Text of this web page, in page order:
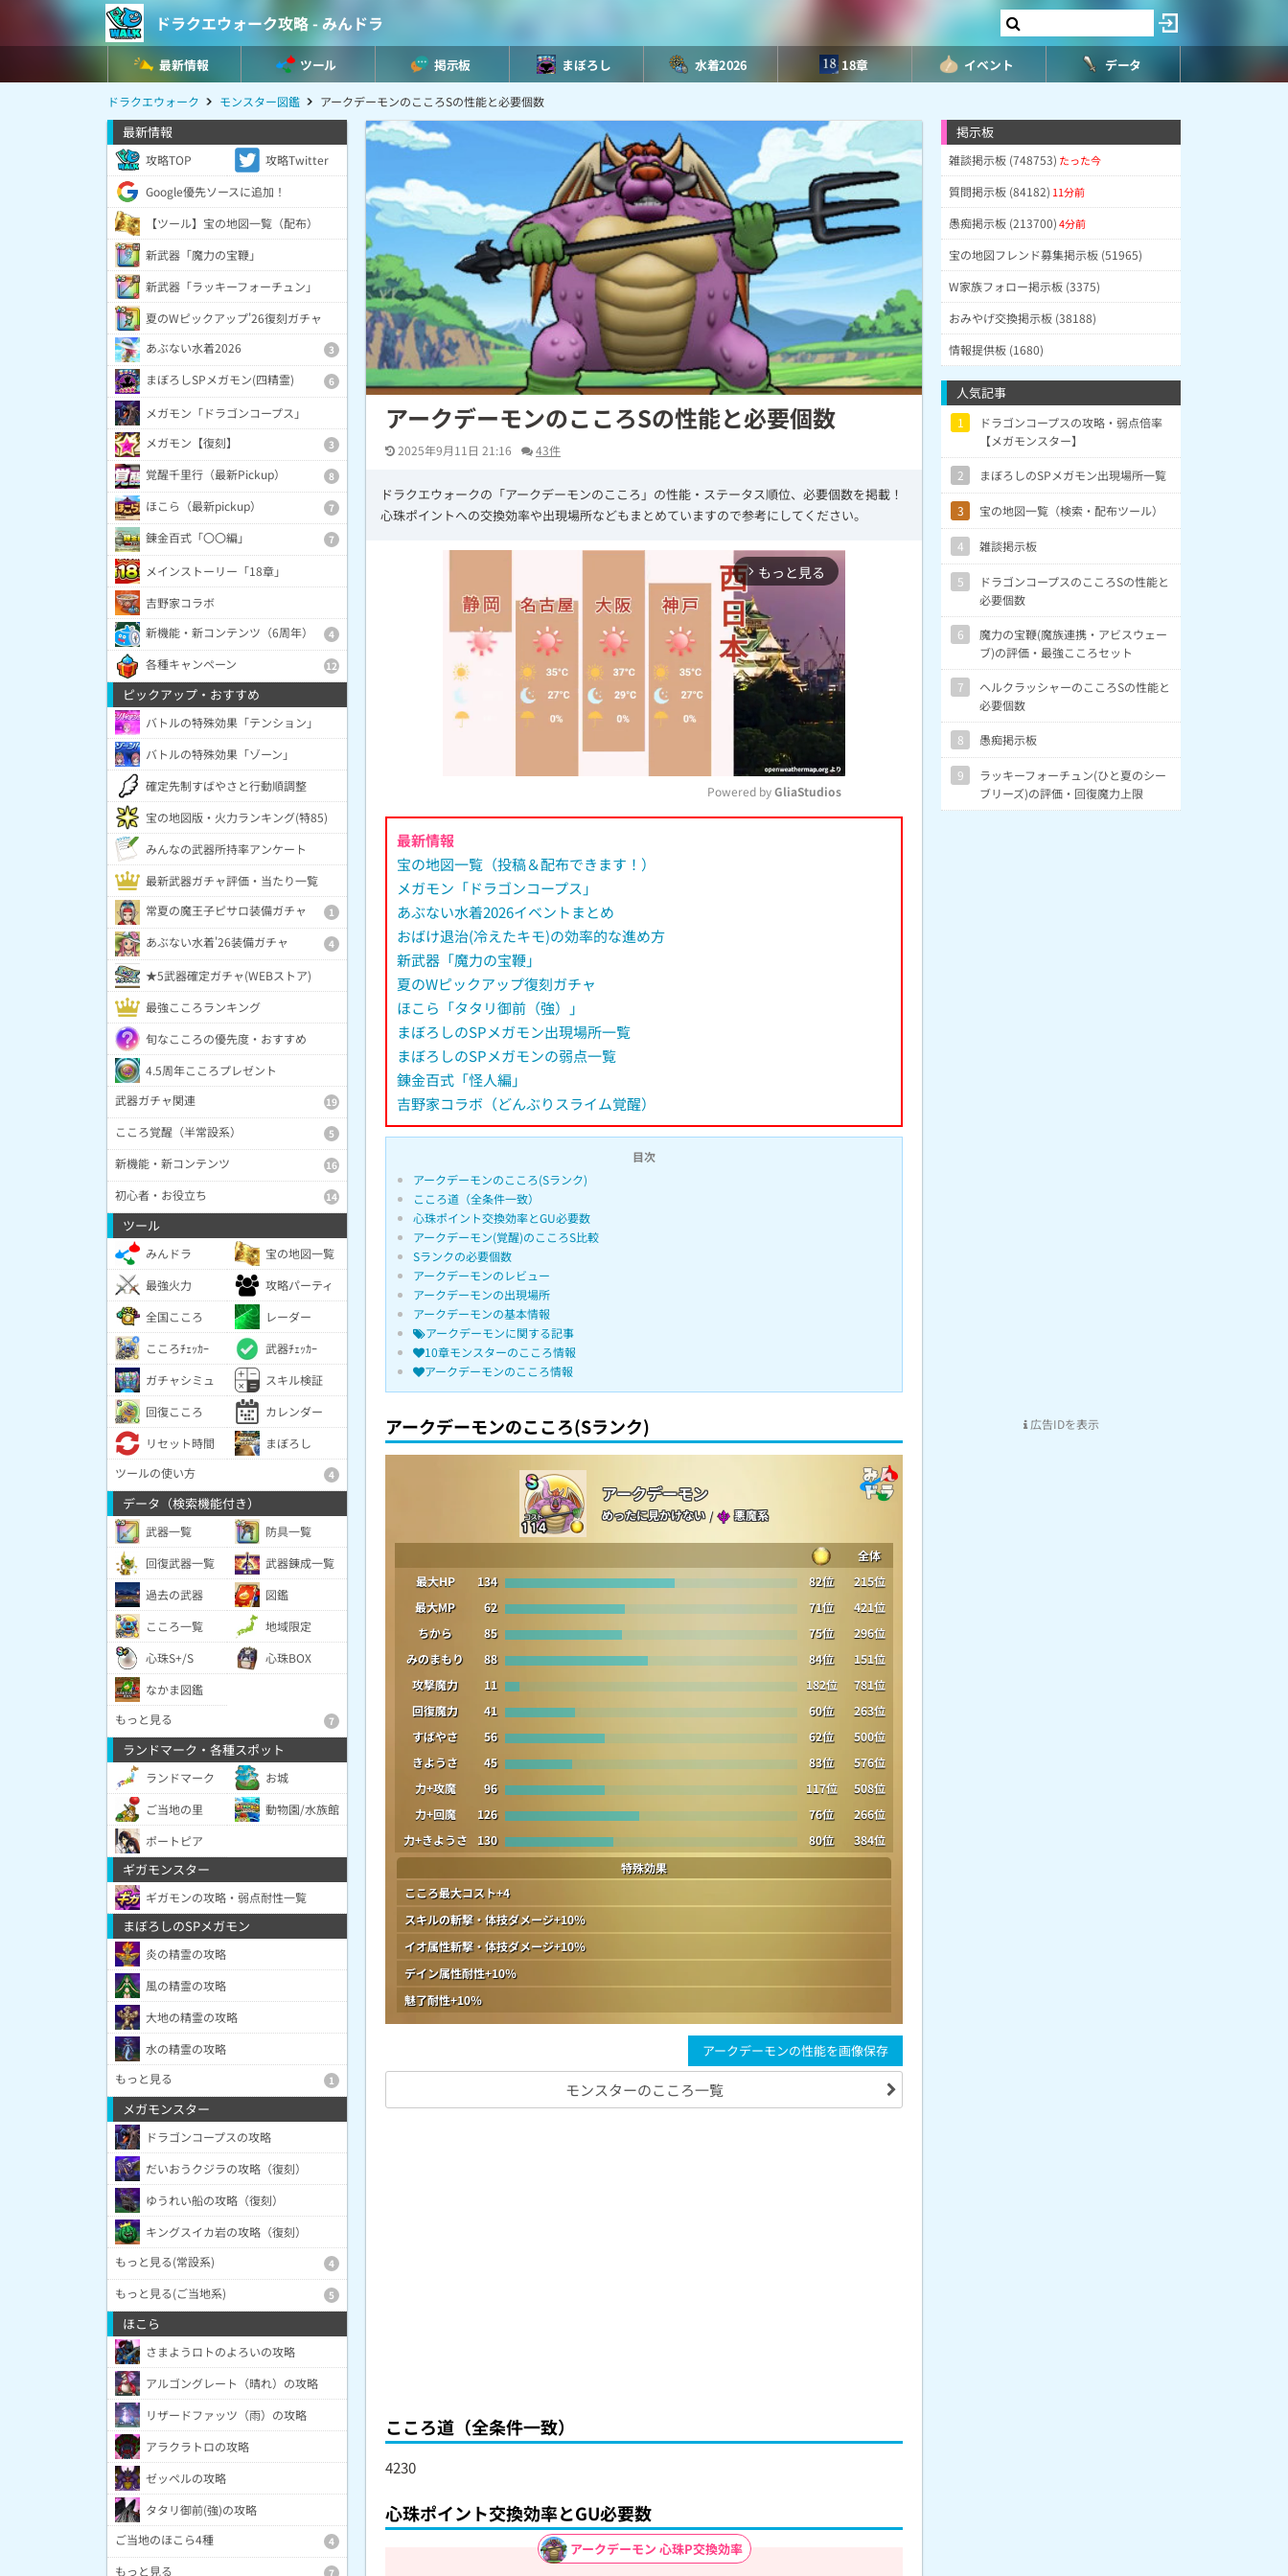
ドラクエウォーク攻略 - みんドラ
最新情報 ツール 掲示板 まぼろし 水着2026 18章 イベント データ
ドラクエウォーク モンスター図鑑 アークデーモンのこころSの性能と必要個数
アークデーモンのこころSの性能と必要個数
2025年9月11日 21:16 43件
ドラクエウォークの「アークデーモンのこころ」の性能・ステータス順位、必要個数を掲載！
心珠ポイントへの交換効率や出現場所などもまとめていますので参考にしてください。
arrow_forward_ios もっと見る
Powered by GliaStudios
最新情報
宝の地図一覧（投稿＆配布できます！）
メガモン「ドラゴンコープス」
あぶない水着2026イベントまとめ
おばけ退治(冷えたキモ)の効率的な進め方
新武器「魔力の宝鞭」
夏のWピックアップ復刻ガチャ
ほこら「タタリ御前（強）」
まぼろしのSPメガモン出現場所一覧
まぼろしのSPメガモンの弱点一覧
錬金百式「怪人編」
吉野家コラボ（どんぶりスライム覚醒）
目次
アークデーモンのこころ(Sランク)
こころ道（全条件一致）
心珠ポイント交換効率とGU必要数
アークデーモン(覚醒)のこころS比較
Sランクの必要個数
アークデーモンのレビュー
アークデーモンの出現場所
アークデーモンの基本情報
アークデーモンに関する記事
10章モンスターのこころ情報
アークデーモンのこころ情報
アークデーモンのこころ(Sランク)
アークデーモン
めったに見かけない/ 悪魔系
全体
最大HP
134 82位
215位
最大MP
62 71位
421位
ちから
85 75位
296位
みのまもり
88 84位
151位
攻撃魔力
11 182位
781位
回復魔力
41 60位
263位
すばやさ
56 62位
500位
きようさ
45 83位
576位
力+攻魔
96 117位
508位
力+回魔
126 76位
266位
力+きようさ
130 80位
384位
特殊効果
こころ最大コスト+4
スキルの斬撃・体技ダメージ+10％
イオ属性斬撃・体技ダメージ+10％
デイン属性耐性+10％
魅了耐性+10％
アークデーモンの性能を画像保存
モンスターのこころ一覧
こころ道（全条件一致）
4230
心珠ポイント交換効率とGU必要数
アークデーモン 心珠P交換効率
最新情報
攻略TOP
攻略Twitter
Google優先ソースに追加！
【ツール】宝の地図一覧（配布）
新武器「魔力の宝鞭」
新武器「ラッキーフォーチュン」
夏のWピックアップ'26復刻ガチャ
あぶない水着2026
3
まぼろしSPメガモン(四精霊) 6
メガモン「ドラゴンコープス」
メガモン【復刻】
3
覚醒千里行（最新Pickup） 8
ほこら（最新pickup） 7
錬金百式「〇〇編」 7
メインストーリー「18章」
吉野家コラボ
新機能・新コンテンツ（6周年）
4
各種キャンペーン 12
ピックアップ・おすすめ
バトルの特殊効果「テンション」
バトルの特殊効果「ゾーン」
確定先制すばやさと行動順調整
宝の地図版・火力ランキング(特85)
みんなの武器所持率アンケート
最新武器ガチャ評価・当たり一覧
常夏の魔王子ピサロ装備ガチャ
1
あぶない水着'26装備ガチャ 4
★5武器確定ガチャ(WEBストア)
最強こころランキング
旬なこころの優先度・おすすめ
4.5周年こころプレゼント
武器ガチャ関連
19
こころ覚醒（半常設系） 5
新機能・新コンテンツ 16
初心者・お役立ち 14
ツール
みんドラ
宝の地図一覧
最強火力
攻略パーティ
全国こころ
レーダー
こころﾁｪｯｶｰ
武器ﾁｪｯｶｰ
ガチャシミュ
スキル検証
回復こころ
カレンダー
リセット時間
まぼろし
ツールの使い方
4
データ（検索機能付き）
武器一覧
防具一覧
回復武器一覧
武器錬成一覧
過去の武器
図鑑
こころ一覧
地域限定
心珠S+/S
心珠BOX
なかま図鑑
もっと見る
7
ランドマーク・各種スポット
ランドマーク
お城
ご当地の里
動物園/水族館
ポートピア
ギガモンスター
ギガモンの攻略・弱点耐性一覧
まぼろしのSPメガモン
炎の精霊の攻略
風の精霊の攻略
大地の精霊の攻略
水の精霊の攻略
もっと見る
1
メガモンスター
ドラゴンコープスの攻略
だいおうクジラの攻略（復刻）
ゆうれい船の攻略（復刻）
キングスイカ岩の攻略（復刻）
もっと見る(常設系)
4
もっと見る(ご当地系) 5
ほこら
さまようロトのよろいの攻略
アルゴングレート（晴れ）の攻略
リザードファッツ（雨）の攻略
アラクラトロの攻略
ゼッペルの攻略
タタリ御前(強)の攻略
ご当地のほこら4種
4
もっと見る 7
掲示板
雑談掲示板 (748753) たった今
質問掲示板 (84182) 11分前
愚痴掲示板 (213700)4分前
宝の地図フレンド募集掲示板 (51965)
W家族フォロー掲示板 (3375)
おみやげ交換掲示板 (38188)
情報提供板 (1680)
人気記事
1
ドラゴンコープスの攻略・弱点倍率
【メガモンスター】
2 まぼろしのSPメガモン出現場所一覧
3 宝の地図一覧（検索・配布ツール）
4 雑談掲示板
5
ドラゴンコープスのこころSの性能と
必要個数
6
魔力の宝鞭(魔族連携・アビスウェー
ブ)の評価・最強こころセット
7
ヘルクラッシャーのこころSの性能と
必要個数
8 愚痴掲示板
9
ラッキーフォーチュン(ひと夏のシー
ブリーズ)の評価・回復魔力上限
広告IDを表示